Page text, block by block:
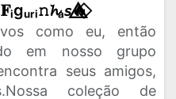
como eu, então
em nosso grupo
seus amigos,
coleção de